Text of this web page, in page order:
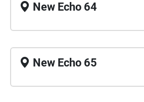
New Echo 64
New Echo 65